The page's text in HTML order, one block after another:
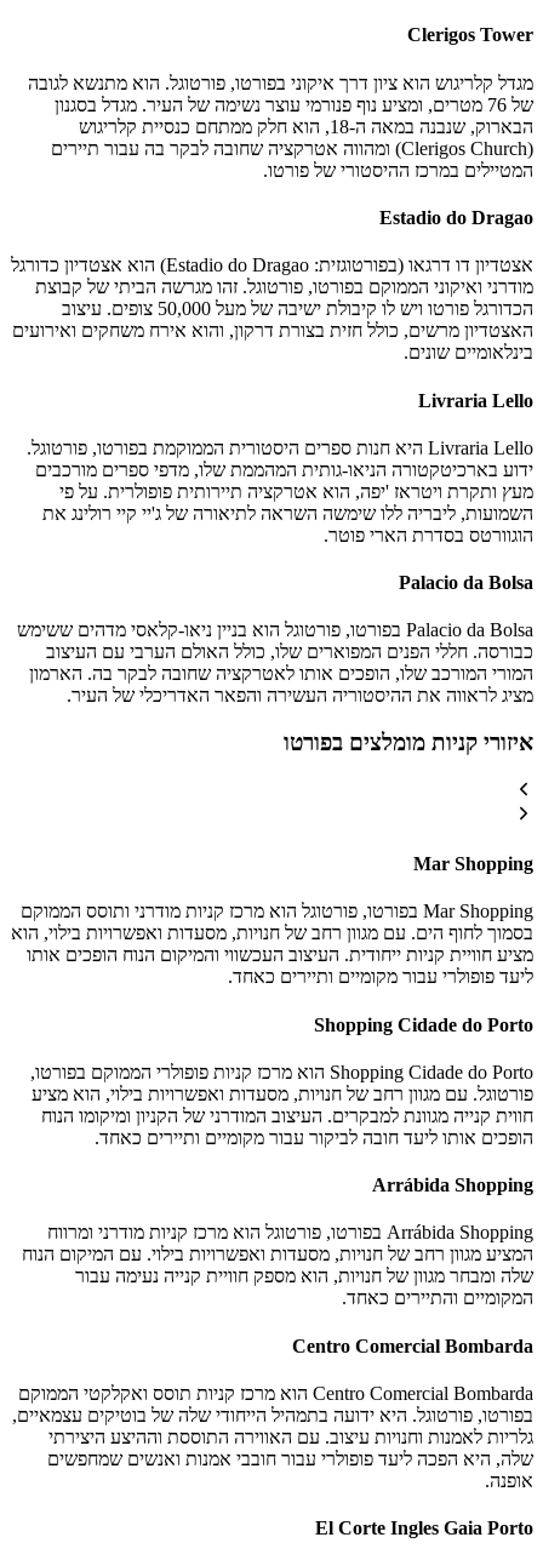
Clerigos Tower
מגדל קלריגוש הוא ציון דרך איקוני בפורטו, פורטוגל. הוא מתנשא לגובה
של 76 מטרים, ומציע נוף פנורמי עוצר נשימה של העיר. מגדל בסגנון
הבארוק, שנבנה במאה ה-18, הוא חלק ממתחם כנסיית קלריגוש
(Clerigos Church) ומהווה אטרקציה שחובה לבקר בה עבור תיירים
המטיילים במרכז ההיסטורי של פורטו.
Estadio do Dragao
אצטדיון דו דרגאו (בפורטוגזית: Estadio do Dragao) הוא אצטדיון כדורגל
מודרני ואיקוני הממוקם בפורטו, פורטוגל. זהו מגרשה הביתי של קבוצת
הכדורגל פורטו ויש לו קיבולת ישיבה של מעל 50,000 צופים. עיצוב
האצטדיון מרשים, כולל חזית בצורת דרקון, והוא אירח משחקים ואירועים
בינלאומיים שונים.
Livraria Lello
Livraria Lello היא חנות ספרים היסטורית הממוקמת בפורטו, פורטוגל.
ידוע בארכיטקטורה הניאו-גותית המהממת שלו, מדפי ספרים מורכבים
מעץ ותקרת ויטראז 'יפה, הוא אטרקציה תיירותית פופולרית. על פי
השמועות, ליבריה ללו שימשה השראה לתיאורה של ג'יי קיי רולינג את
הוגוורטס בסדרת הארי פוטר.
Palacio da Bolsa
Palacio da Bolsa בפורטו, פורטוגל הוא בניין ניאו-קלאסי מדהים ששימש
כבורסה. חללי הפנים המפוארים שלו, כולל האולם הערבי עם העיצוב
המורי המורכב שלו, הופכים אותו לאטרקציה שחובה לבקר בה. הארמון
מציג לראווה את ההיסטוריה העשירה והפאר האדריכלי של העיר.
איזורי קניות מומלצים בפורטו
Mar Shopping
Mar Shopping בפורטו, פורטוגל הוא מרכז קניות מודרני ותוסס הממוקם
בסמוך לחוף הים. עם מגוון רחב של חנויות, מסעדות ואפשרויות בילוי, הוא
מציע חוויית קניות ייחודית. העיצוב העכשווי והמיקום הנוח הופכים אותו
ליעד פופולרי עבור מקומיים ותיירים כאחד.
Shopping Cidade do Porto
Shopping Cidade do Porto הוא מרכז קניות פופולרי הממוקם בפורטו,
פורטוגל. עם מגוון רחב של חנויות, מסעדות ואפשרויות בילוי, הוא מציע
חווית קנייה מגוונת למבקרים. העיצוב המודרני של הקניון ומיקומו הנוח
הופכים אותו ליעד חובה לביקור עבור מקומיים ותיירים כאחד.
Arrábida Shopping
Arrábida Shopping בפורטו, פורטוגל הוא מרכז קניות מודרני ומרווח
המציע מגוון רחב של חנויות, מסעדות ואפשרויות בילוי. עם המיקום הנוח
שלה ומבחר מגוון של חנויות, הוא מספק חוויית קנייה נעימה עבור
המקומיים והתיירים כאחד.
Centro Comercial Bombarda
Centro Comercial Bombarda הוא מרכז קניות תוסס ואקלקטי הממוקם
בפורטו, פורטוגל. היא ידועה בתמהיל הייחודי שלה של בוטיקים עצמאיים,
גלריות לאמנות וחנויות עיצוב. עם האווירה התוססת וההיצע היצירתי
שלה, היא הפכה ליעד פופולרי עבור חובבי אמנות ואנשים שמחפשים
אופנה.
El Corte Ingles Gaia Porto